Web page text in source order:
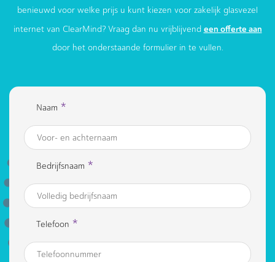
benieuwd voor welke prijs u kunt kiezen voor zakelijk glasvezel
internet van ClearMind? Vraag dan nu vrijblijvend een offerte aan
door het onderstaande formulier in te vullen.
Naam *
Bedrijfsnaam *
Telefoon *